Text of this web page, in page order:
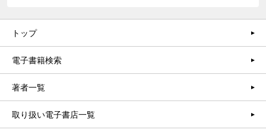
トップ
電子書籍検索
著者一覧
取り扱い電子書店一覧